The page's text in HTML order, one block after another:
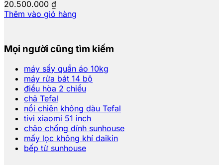
20.500.000 ₫
Thêm vào giỏ hàng
Mọi người cũng tìm kiếm
máy sấy quần áo 10kg
máy rửa bát 14 bộ
điều hòa 2 chiều
chả Tefal
nồi chiên không dàu Tefal
tivi xiaomi 51 inch
chảo chống dính sunhouse
mấy lọc không khí daikin
bếp từ sunhouse